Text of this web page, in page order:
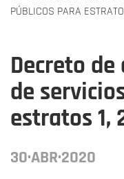
PÚBLICOS PARA
Decreto
de
estratos 1,
30·ABR·2020